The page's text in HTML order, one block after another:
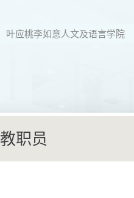
叶应桃李如意人文及语言学院
教职员